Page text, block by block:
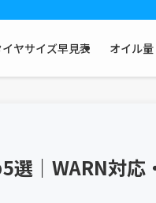
ヤサイズ早見表 オイル
選｜WARN対